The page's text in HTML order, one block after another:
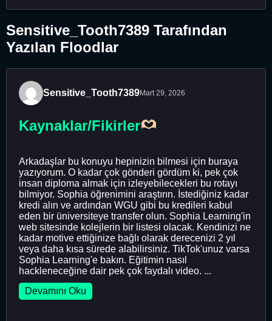
Sensitive_Tooth7389 Tarafından
Yazılan Floodlar
Sensitive_Tooth7389Mart 29, 2026
Kaynaklar/Fikirler
Arkadaşlar bu konuyu hepinizin bilmesi için buraya
yazıyorum. O kadar çok gönderi gördüm ki, pek çok
insan diploma almak için izleyebilecekleri bu rotayı
bilmiyor. Sophia öğrenimini araştırın. İstediğiniz kadar
kredi alın ve ardından WGU gibi bu kredileri kabul
eden bir üniversiteye transfer olun. Sophia Learning'in
web sitesinde kolejlerin bir listesi olacak. Kendinizi ne
kadar motive ettiğinize bağlı olarak derecenizi 2 yıl
veya daha kısa sürede alabilirsiniz. TikTok'unuz varsa
Sophia Learning'e bakın. Eğitimin nasıl
hackleneceğine dair pek çok faydalı video. ...
Devamını Oku